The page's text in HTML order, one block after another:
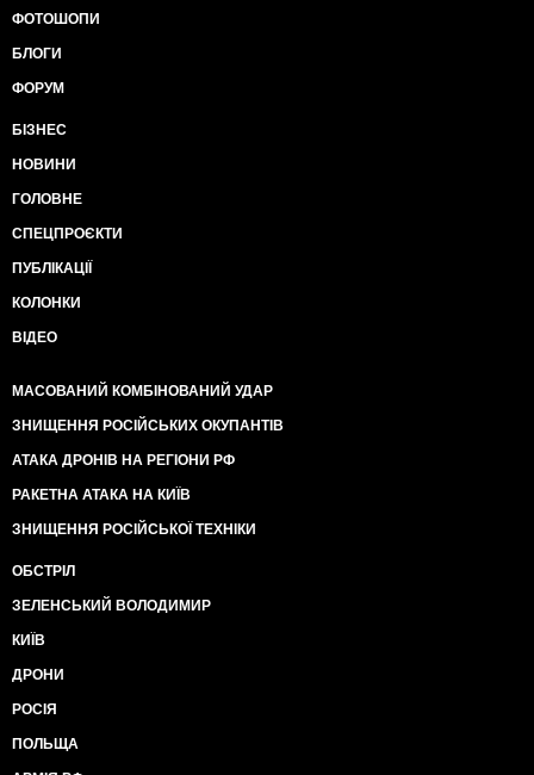
ФОТОШОПИ
БЛОГИ
ФОРУМ
БІЗНЕС
НОВИНИ
ГОЛОВНЕ
СПЕЦПРОЄКТИ
ПУБЛІКАЦІЇ
КОЛОНКИ
ВІДЕО
МАСОВАНИЙ КОМБІНОВАНИЙ УДАР
ЗНИЩЕННЯ РОСІЙСЬКИХ ОКУПАНТІВ
АТАКА ДРОНІВ НА РЕГІОНИ РФ
РАКЕТНА АТАКА НА КИЇВ
ЗНИЩЕННЯ РОСІЙСЬКОЇ ТЕХНІКИ
ОБСТРІЛ
ЗЕЛЕНСЬКИЙ ВОЛОДИМИР
КИЇВ
ДРОНИ
РОСІЯ
ПОЛЬЩА